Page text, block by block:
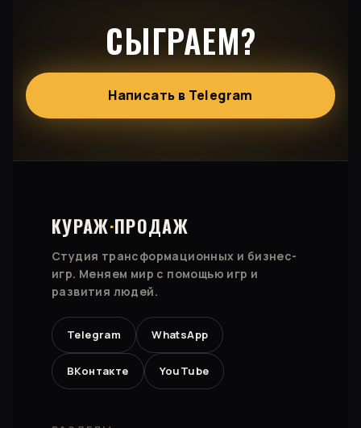
СЫГРАЕМ?
Написать в Telegram
КУРАЖ·ПРОДАЖ
Студия трансформационных и бизнес-
игр. Меняем мир с помощью игр и
развития людей.
Telegram WhatsApp
ВКонтакте YouTube